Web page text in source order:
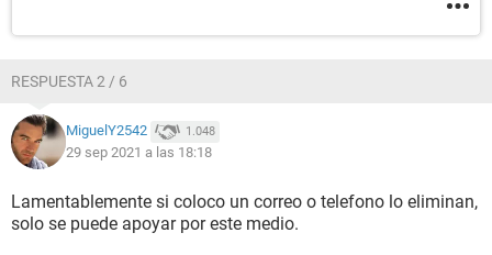
RESPUESTA 2 / 6
MiguelY2542 1.048
29 sep 2021 a las 18:18
Lamentablemente si coloco un correo o telefono lo eliminan,
solo se puede apoyar por este medio.